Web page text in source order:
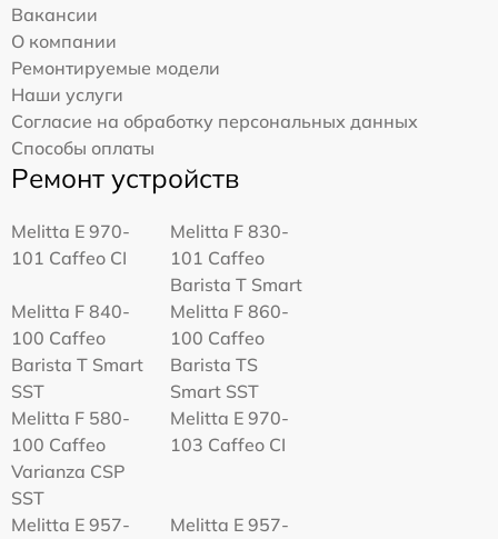
Вакансии
О компании
Ремонтируемые модели
Наши услуги
Согласие на обработку персональных данных
Способы оплаты
Ремонт устройств
Melitta Е 970-
101 Caffeo CI
Melitta F 830-
101 Caffeo
Barista T Smart
Melitta F 840-
100 Caffeo
Barista T Smart
SST
Melitta F 860-
100 Caffeo
Barista TS
Smart SST
Melitta F 580-
100 Caffeo
Varianza CSP
SST
Melitta Е 970-
103 Caffeo CI
Melitta E 957-
Melitta E 957-